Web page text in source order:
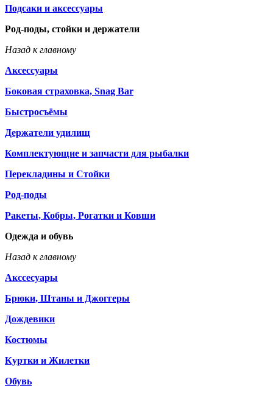
Подсаки и аксессуары
Род-поды, стойки и держатели
Назад к главному
Аксессуары
Боковая страховка, Snag Bar
Быстросъёмы
Держатели удилищ
Комплектующие и запчасти для рыбалки
Перекладины и Стойки
Род-поды
Ракеты, Кобры, Рогатки и Ковши
Одежда и обувь
Назад к главному
Акссесуары
Брюки, Штаны и Джоггеры
Дождевики
Костюмы
Куртки и Жилетки
Обувь